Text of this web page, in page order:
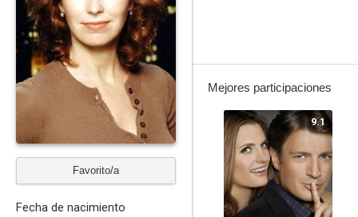
Favorito/a
Fecha de nacimiento
Mejores participaciones
9.1